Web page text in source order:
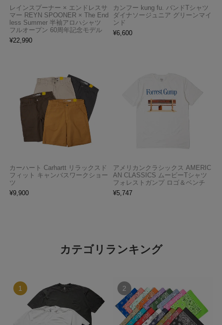
レインスプーナー × エンドレスサ
マー REYN SPOONER × The End
less Summer 半袖アロハシャツ
フルオープン 60周年記念モデル
¥22,990
カンフー kung fu. バンドTシャツ
ダイナソージュニア グリーンマイ
ンド
¥6,600
カーハート Carhartt リラックスド
フィット キャンバスワークショー
ツ
¥9,900
アメリカンクラシックス AMERIC
AN CLASSICS ムービーTシャツ
フォレストガンプ ロゴ＆ベンチ
¥5,747
カテゴリランキング